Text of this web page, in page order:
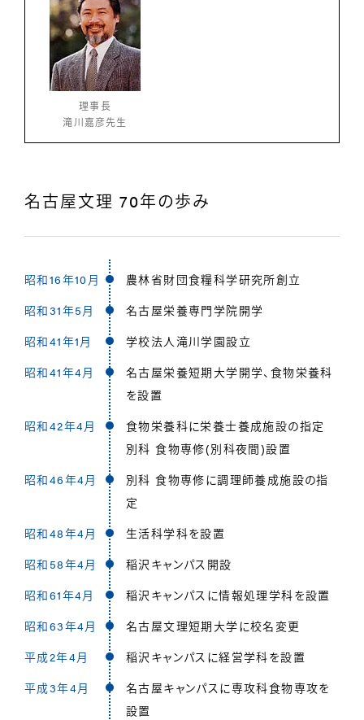
理事長
滝川嘉彦先生
名古屋文理 70年の歩み
昭和16年10月
農林省財団食糧科学研究所創立
昭和31年5月
名古屋栄養専門学院開学
昭和41年1月
学校法人滝川学園設立
昭和41年4月
名古屋栄養短期大学開学、食物栄養科
を設置
昭和42年4月
食物栄養科に栄養士養成施設の指定
別科 食物専修(別科夜間)設置
昭和46年4月
別科 食物専修に調理師養成施設の指
定
昭和48年4月
生活科学科を設置
昭和58年4月
稲沢キャンパス開設
昭和61年4月
稲沢キャンパスに情報処理学科を設置
昭和63年4月
名古屋文理短期大学に校名変更
平成2年4月
稲沢キャンパスに経営学科を設置
平成3年4月
名古屋キャンパスに専攻科食物専攻を
設置